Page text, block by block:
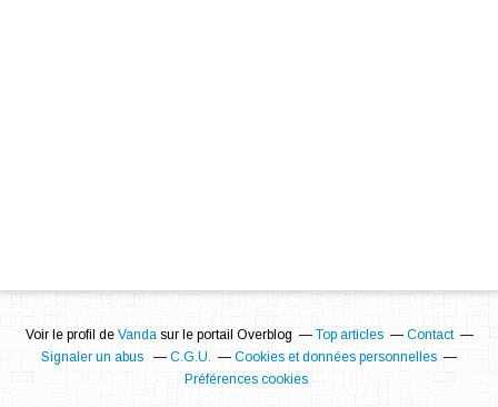
Voir le profil de Vandasur le portail Overblog Top articles
Contact
Signaler un abus
C.G.U.
Cookies et données personnelles
Préférences cookies